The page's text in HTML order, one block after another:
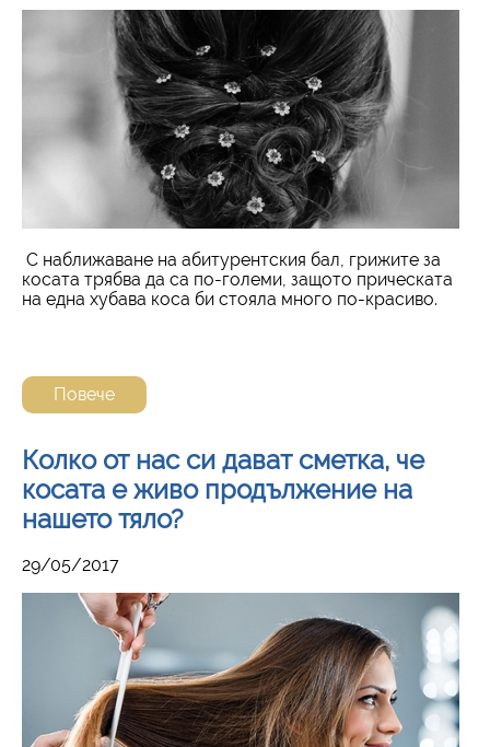
С наближаване на абитурентския бал, грижите за
косата трябва да са по-големи, защото прическата
на една хубава коса би стояла много по-красиво.
Повече
Колко от нас си дават сметка, че
косата е живо продължение на
нашето тяло?
29/05/2017